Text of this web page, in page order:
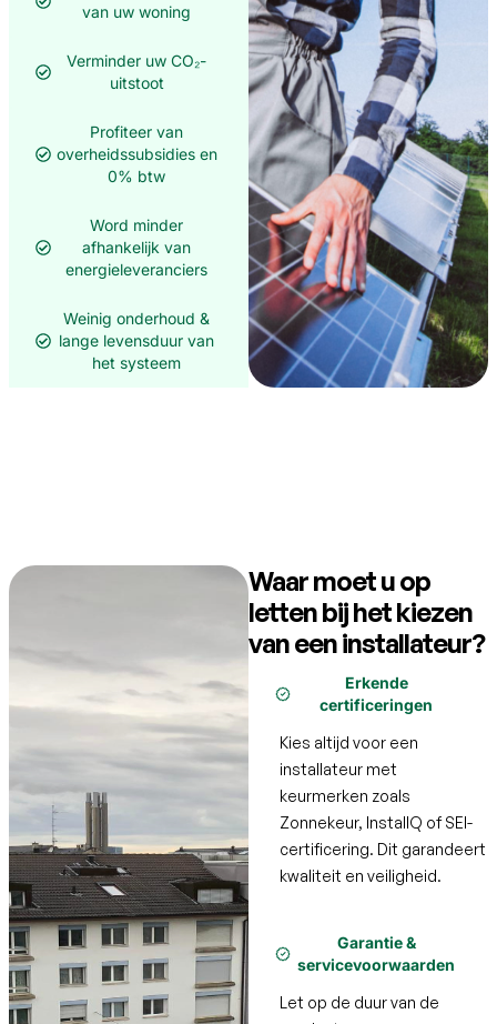
van uw woning
Verminder uw CO₂-
uitstoot
Profiteer van
overheids­s­ubsidies en
0% btw
Word minder
afhankelijk van
energieleveranciers
Weinig onderhoud &
lange levensduur van
het systeem
Waar moet u op
letten bij het kiezen
van een installateur?
Erkende
certificeringen
Kies altijd voor een
installateur met
keurmerken zoals
Zonnekeur, InstallQ of SEI-
certificering. Dit garandeert
kwaliteit en veiligheid.
Garantie &
servicevoorwaarden
Let op de duur van de